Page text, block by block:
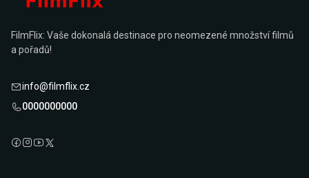
FilmFlix: Vaše dokonalá destinace pro neomezené množství filmů
a pořadů!
info@filmflix.cz
0000000000